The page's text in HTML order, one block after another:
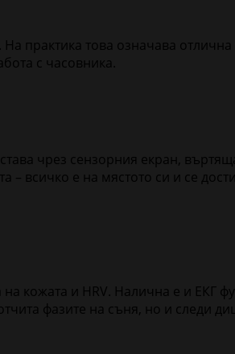
практика това означава
с часовника.
чрез сензорния екран,
е на мястото си и се
кожата и HRV. Налична е и ЕКГ
фазите на съня, но и следи